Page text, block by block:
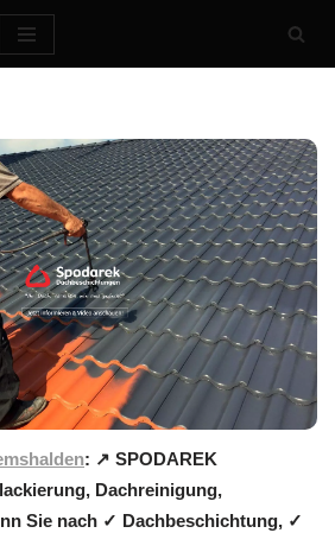
: ↗️ SPODAREK
Dachreinigung,
Sie nach ✓ Dachbeschichtung, ✓